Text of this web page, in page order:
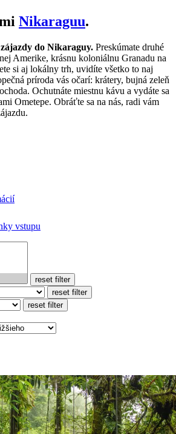
Nikaraguu.
do Nikaraguy. Preskúmate druhé
Amerike, krásnu koloniálnu Granadu na
si aj lokálny trh, uvidíte všetko to naj
príroda vás očarí: krátery, bujná zeleň
Ochutnáte miestnu kávu a vydáte sa
Ometepe. Obráťte sa na nás, radi vám
vstupu
reset filter
reset filter
reset filter